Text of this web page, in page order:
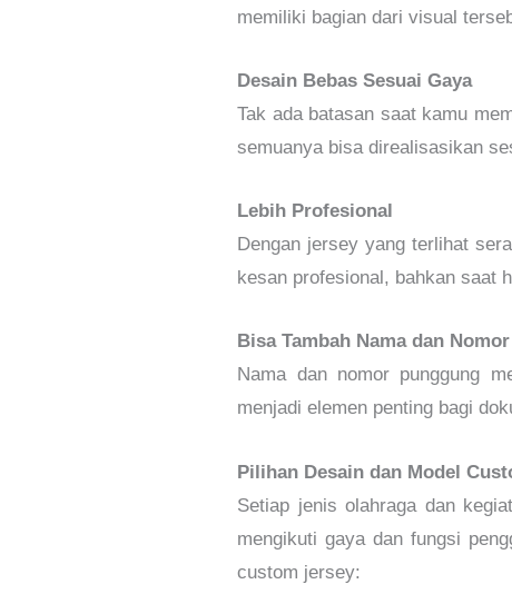
memiliki bagian dari visual
Desain Bebas Sesuai Gaya
Tak ada batasan saat kamu
semuanya bisa direalisasikan
Lebih Profesional
Dengan jersey yang terlihat
kesan profesional, bahkan saat
Bisa Tambah Nama dan Nomor
Nama dan nomor punggung
menjadi elemen penting bagi
Pilihan Desain dan Model
Setiap jenis olahraga dan
mengikuti gaya dan fungsi
custom jersey: